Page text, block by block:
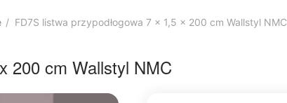
/ FD7S listwa przypodłogowa 7 x 1,5 x 200 cm Wallstyl NMC
200 cm Wallstyl NMC